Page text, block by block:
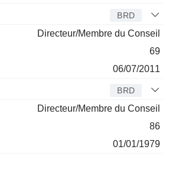
BRD
Directeur/Membre du Conseil
69
06/07/2011
BRD
Directeur/Membre du Conseil
86
01/01/1979